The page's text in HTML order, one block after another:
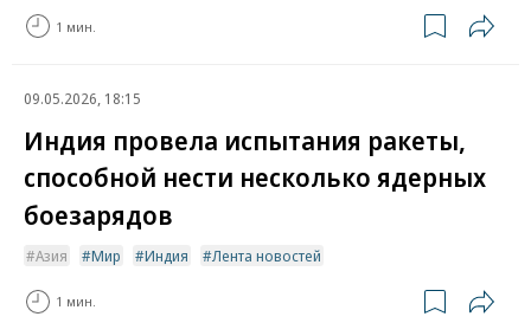
1 мин.
09.05.2026, 18:15
Индия провела испытания ракеты,
способной нести несколько ядерных
боезарядов
Азия Мир Индия Лента новостей
1 мин.